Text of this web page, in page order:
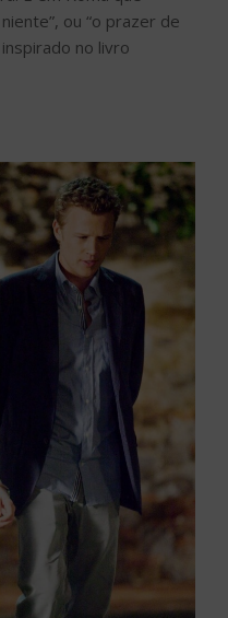
ou “o prazer de
no livro